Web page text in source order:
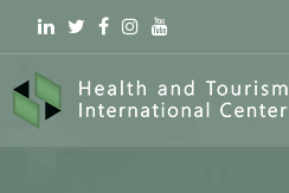
Linkedin
TwitterFacebook
Instagram
youtube